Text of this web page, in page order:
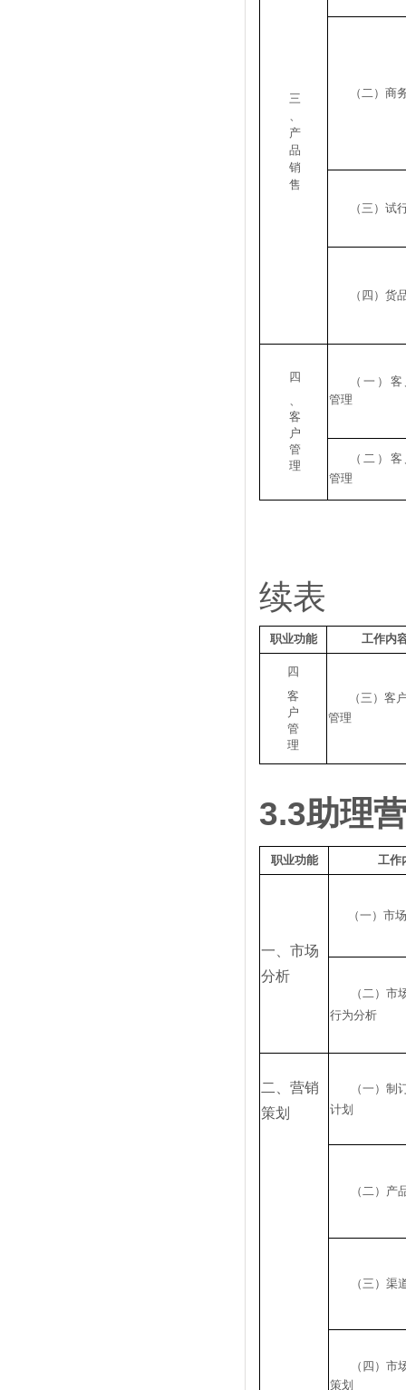
三
、
产
品
销
售
（二）商
（三）试
（四）货
四
、
客
户
管
理
（一）
管理
（二）
管理
续表
职业功能 工作内
四
客
户
管
理
（三）客
管理
3.3助理
职业功能 工作
一、市场
分析
（一）市
（二）市
行为分析
二、营销
策划
（一）制
计划
（二）产
（三）渠
（四）市
策划